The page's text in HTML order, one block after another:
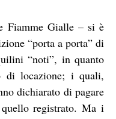
Fiamme Gialle – si è
“porta a porta” di
“noti”, in quanto
di locazione; i quali,
dichiarato di pagare
registrato. Ma i